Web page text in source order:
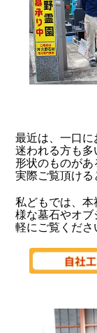
小
最近は、一口
迷われる方も
形状のものがあ
実際ご覧頂ける
私どもでは、本
様な墓石やオブ
軽にご覧くださ